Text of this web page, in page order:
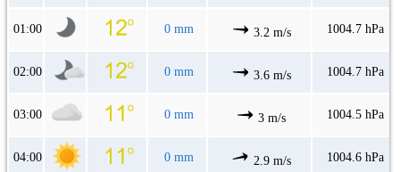
01:00 0 mm 3.2 m/s 1004.7 hPa
02:00 0 mm 3.6 m/s 1004.7 hPa
03:00 0 mm 3 m/s 1004.5 hPa
04:00 0 mm 2.9 m/s 1004.6 hPa